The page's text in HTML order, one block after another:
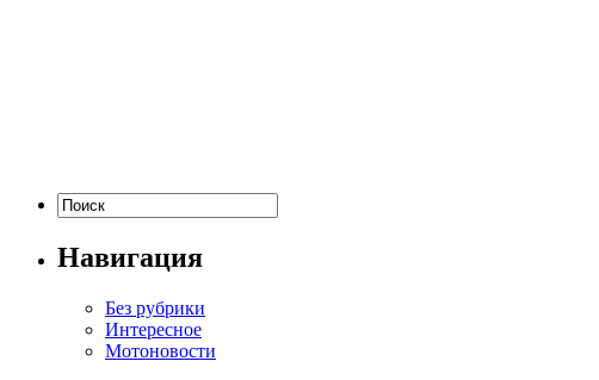
Навигация
Без рубрики
Интересное
Мотоновости